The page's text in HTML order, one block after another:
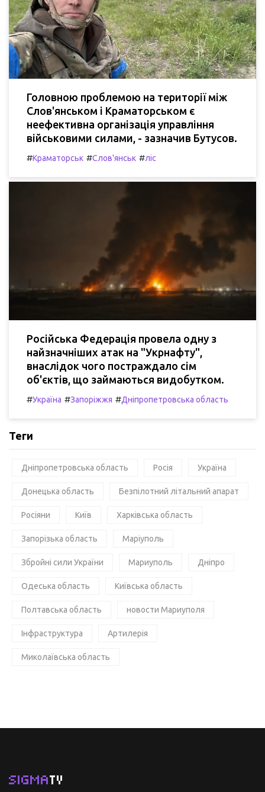
Головною проблемою на території між
Слов'янськом і Краматорськом є
неефективна організація управління
військовими силами, - зазначив Бутусов.
#Краматорськ #Слов'янськ #ліс
Російська Федерація провела одну з
найзначніших атак на "Укрнафту",
внаслідок чого постраждало сім
об'єктів, що займаються видобутком.
#Україна #Запоріжжя #Дніпропетровська область
Теги
Дніпропетровська область Росія Україна
Донецька область Безпілотний літальний апарат
Росіяни Київ Харківська область
Запорізька область Маріуполь
Збройні сили України Мариуполь Дніпро
Одеська область Київська область
Полтавська область новости Мариуполя
Інфраструктура Артилерія
Миколаївська область
SIGMATV